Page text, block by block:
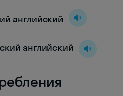
английский
английский